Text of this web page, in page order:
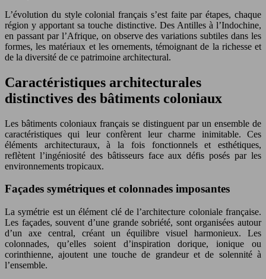
L’évolution du style colonial français s’est faite par étapes, chaque
région y apportant sa touche distinctive. Des Antilles à l’Indochine,
en passant par l’Afrique, on observe des variations subtiles dans les
formes, les matériaux et les ornements, témoignant de la richesse et
de la diversité de ce patrimoine architectural.
Caractéristiques architecturales
distinctives des bâtiments coloniaux
Les bâtiments coloniaux français se distinguent par un ensemble de
caractéristiques qui leur confèrent leur charme inimitable. Ces
éléments architecturaux, à la fois fonctionnels et esthétiques,
reflètent l’ingéniosité des bâtisseurs face aux défis posés par les
environnements tropicaux.
Façades symétriques et colonnades imposantes
La symétrie est un élément clé de l’architecture coloniale française.
Les façades, souvent d’une grande sobriété, sont organisées autour
d’un axe central, créant un équilibre visuel harmonieux. Les
colonnades, qu’elles soient d’inspiration dorique, ionique ou
corinthienne, ajoutent une touche de grandeur et de solennité à
l’ensemble.